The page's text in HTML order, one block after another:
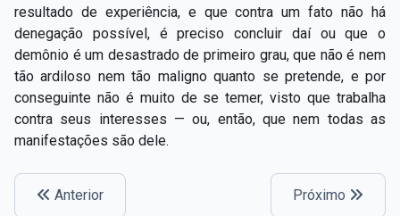
resultado de experiência, e que contra um fato não há
denegação possível, é preciso concluir daí ou que o
demônio é um desastrado de primeiro grau, que não é nem
tão ardiloso nem tão maligno quanto se pretende, e por
conseguinte não é muito de se temer, visto que trabalha
contra seus interesses — ou, então, que nem todas as
manifestações são dele.
Anterior Próximo